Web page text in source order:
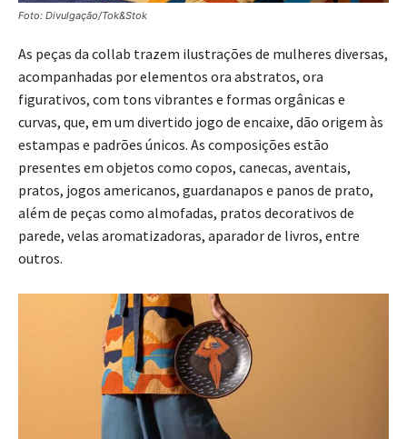
Foto: Divulgação/Tok&Stok
As peças da collab trazem ilustrações de mulheres diversas,
acompanhadas por elementos ora abstratos, ora
figurativos, com tons vibrantes e formas orgânicas e
curvas, que, em um divertido jogo de encaixe, dão origem às
estampas e padrões únicos. As composições estão
presentes em objetos como copos, canecas, aventais,
pratos, jogos americanos, guardanapos e panos de prato,
além de peças como almofadas, pratos decorativos de
parede, velas aromatizadoras, aparador de livros, entre
outros.